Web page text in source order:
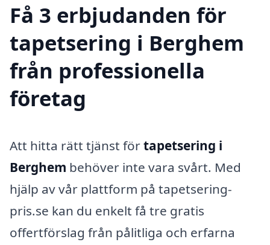
Få 3 erbjudanden för
tapetsering i Berghem
från professionella
företag
Att hitta rätt tjänst förtapetsering i
Berghem behöver inte vara svårt. Med
hjälp av vår plattform på tapetsering-
pris.se kan du enkelt få tre gratis
offertförslag från pålitliga och erfarna